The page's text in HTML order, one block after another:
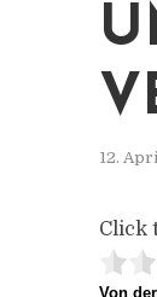
12.
Click
Von